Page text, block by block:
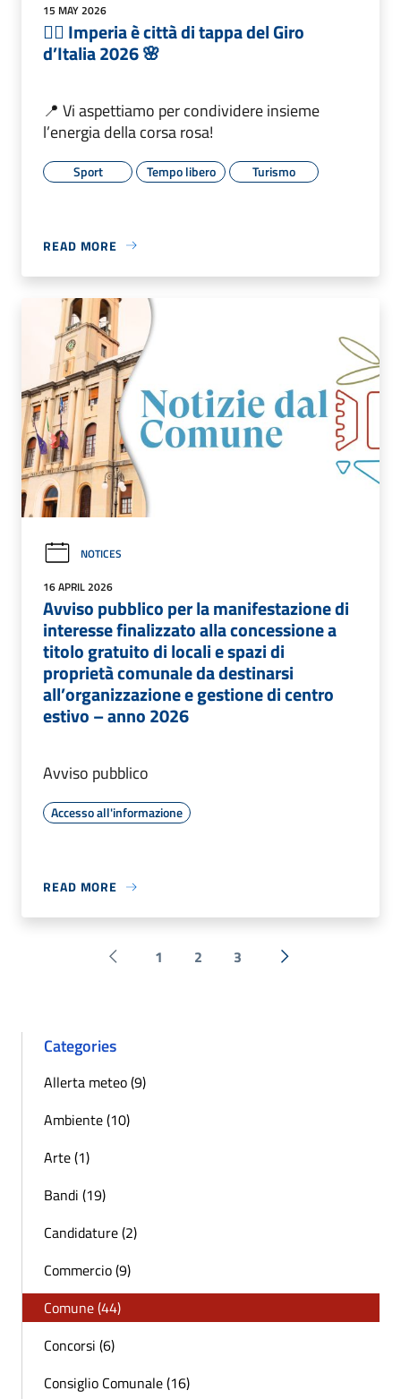
15 MAY 2026
🚴‍♂️ Imperia è città di tappa del Giro
d’Italia 2026 🌸
📍 Vi aspettiamo per condividere insieme
l’energia della corsa rosa!
Sport Tempo libero Turismo
READ MORE
NOTICES
16 APRIL 2026
Avviso pubblico per la manifestazione di
interesse finalizzato alla concessione a
titolo gratuito di locali e spazi di
proprietà comunale da destinarsi
all’organizzazione e gestione di centro
estivo – anno 2026
Avviso pubblico
Accesso all'informazione
READ MORE
Pagina precedente
1 2 3 Next »
Categories
Allerta meteo (9)
Ambiente (10)
Arte (1)
Bandi (19)
Candidature (2)
Commercio (9)
Comune (44)
Concorsi (6)
Consiglio Comunale (16)